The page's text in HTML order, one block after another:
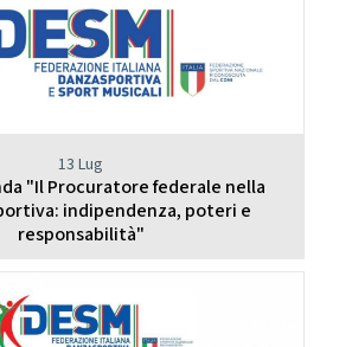
13 Lug
"Il Procuratore federale nella
indipendenza, poteri e
responsabilità"